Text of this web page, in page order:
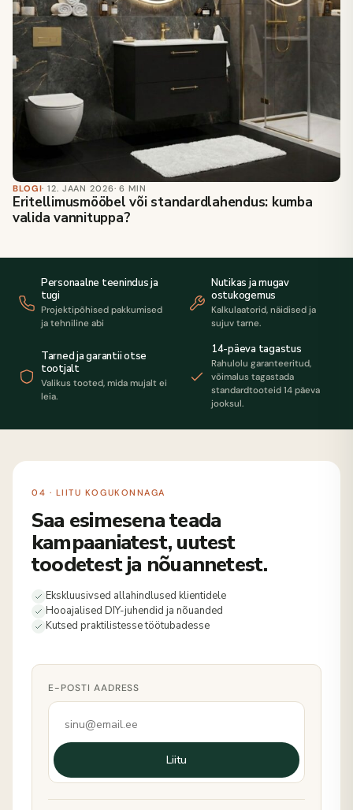
BLOGI· 12. JAAN 2026· 6 MIN
Eritellimusmööbel või standardlahendus: kumba
valida vannituppa?
Personaalne teenindus ja
tugi
Projektipõhised pakkumised
ja tehniline abi
Nutikas ja mugav
ostukogemus
Kalkulaatorid, näidised ja
sujuv tarne.
Tarned ja garantii otse
tootjalt
Valikus tooted, mida mujalt ei
leia.
14-päeva tagastus
Rahulolu garanteeritud,
võimalus tagastada
standardtooteid 14 päeva
jooksul.
04 · LIITU KOGUKONNAGA
Saa esimesena teada
kampaaniatest, uutest
toodetest ja nõuannetest.
Ekskluusivsed allahindlused klientidele
Hooajalised DIY-juhendid ja nõuanded
Kutsed praktilistesse töötubadesse
E-POSTI AADRESS
Liitu